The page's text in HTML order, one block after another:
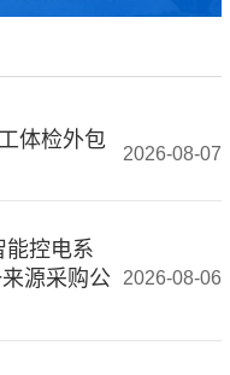
体检外包
2026-08-07
能控电系
源采购公
2026-08-06